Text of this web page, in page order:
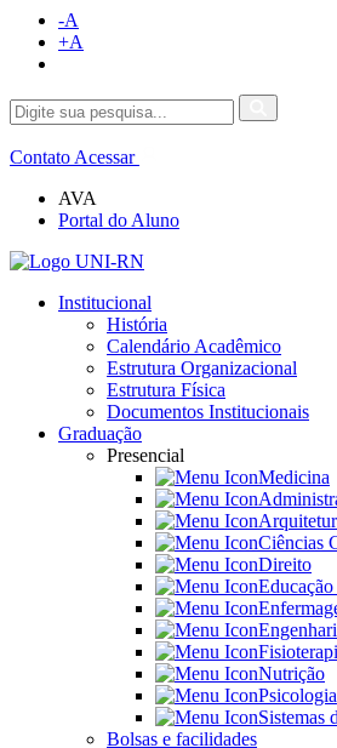
-A
+A
Contato Acessar
AVA
Portal do Aluno
Institucional
História
Calendário Acadêmico
Estrutura Organizacional
Estrutura Física
Documentos Institucionais
Graduação
Presencial
Medicina
Ciências
Direito
Nutrição
Psicologia
Sistemas
Bolsas e facilidades